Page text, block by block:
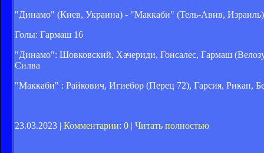
"Динамо" (Киев, Украина) - "Маккаби" (Тель-Авив,
Голы: Гармаш 16
"Динамо": Шовковский, Хачериди, Гонсалес, Гармаш
Силва
"Маккаби" : Райкович, Игиебор (Перец 72), Гарсия, Рикан,
23.03.2023 | Комментарии: 0 | Читать полностью